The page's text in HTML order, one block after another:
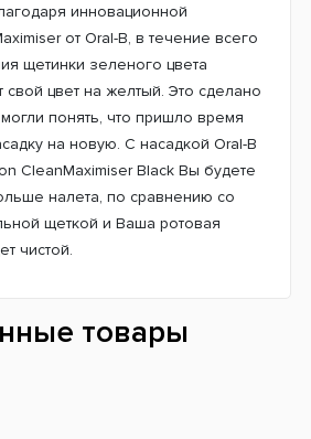
инновационной
от Oral-B, в течение всего
щетинки зеленого цвета
цвет на желтый. Это сделано
понять, что пришло время
на новую. С насадкой Oral-B
CleanMaximiser Black Вы будете
налета, по сравнению со
щеткой и Ваша ротовая
чистой.
товары